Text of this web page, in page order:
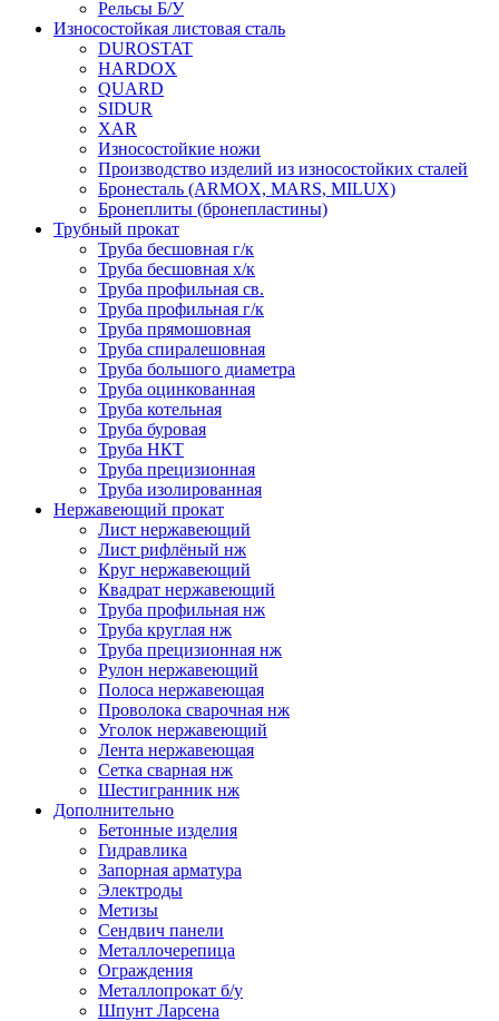
Рельсы Б/У
Износостойкая листовая сталь
DUROSTAT
HARDOX
QUARD
SIDUR
XAR
Износостойкие ножи
Производство изделий из износостойких сталей
Бронесталь (ARMOX, MARS, MILUX)
Бронеплиты (бронепластины)
Трубный прокат
Труба бесшовная г/к
Труба бесшовная х/к
Труба профильная св.
Труба профильная г/к
Труба прямошовная
Труба спиралешовная
Труба большого диаметра
Труба оцинкованная
Труба котельная
Труба буровая
Труба НКТ
Труба прецизионная
Труба изолированная
Нержавеющий прокат
Лист нержавеющий
Лист рифлёный нж
Круг нержавеющий
Квадрат нержавеющий
Труба профильная нж
Труба круглая нж
Труба прецизионная нж
Рулон нержавеющий
Полоса нержавеющая
Проволока сварочная нж
Уголок нержавеющий
Лента нержавеющая
Сетка сварная нж
Шестигранник нж
Дополнительно
Бетонные изделия
Гидравлика
Запорная арматура
Электроды
Метизы
Сендвич панели
Металлочерепица
Ограждения
Металлопрокат б/у
Шпунт Ларсена